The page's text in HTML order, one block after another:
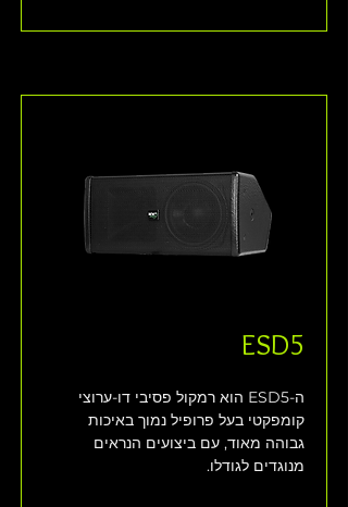
ESD5
ה-ESD5 הוא רמקול פסיבי דו-ערוצי
קומפקטי בעל פרופיל נמוך באיכות
גבוהה מאוד, עם ביצועים הנראים
מנוגדים לגודלו.